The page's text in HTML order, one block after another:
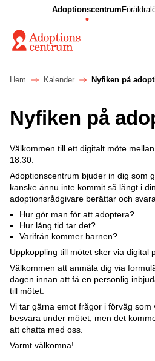
Adoptionscentrum
Hem Kalender Nyfiken på
Nyfiken på
Välkommen till ett digitalt möte
18:30.
Adoptionscentrum bjuder in dig som
kanske ännu inte kommit så långt i
adoptionsrådgivare berättar och
Hur gör man för att adoptera?
Hur lång tid tar det?
Varifrån kommer barnen?
Uppkoppling till mötet sker via digital
Välkommen att anmäla dig via
dagen innan att få en personlig
till mötet.
Vi tar gärna emot frågor i förväg som
besvara under mötet, men det
att chatta med oss.
Varmt välkomna!